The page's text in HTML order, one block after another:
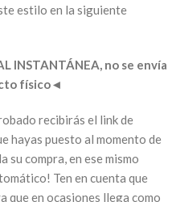
estilo en la siguiente
INSTANTÁNEA, no se envía
físico◄
recibirás el link de
hayas puesto al momento de
su compra, en ese mismo
Ten en cuenta que
que en ocasiones llega como